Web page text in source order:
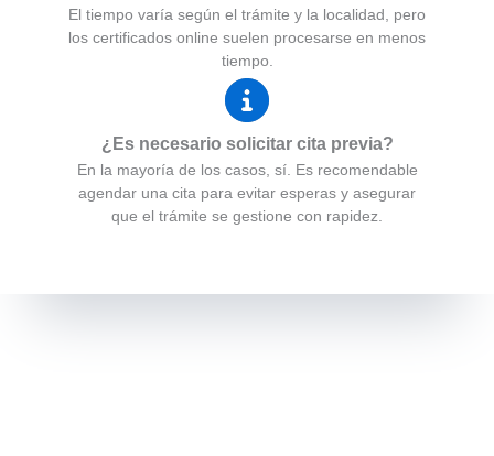
El tiempo varía según el trámite y la localidad, pero
los certificados online suelen procesarse en menos
tiempo.
¿Es necesario solicitar cita previa?
En la mayoría de los casos, sí. Es recomendable
agendar una cita para evitar esperas y asegurar
que el trámite se gestione con rapidez.